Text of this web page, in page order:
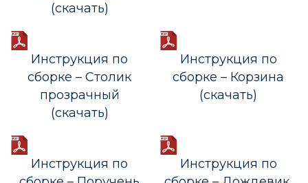
(скачать)
Инструкция по
сборке – Столик
прозрачный
(скачать)
Инструкция по
сборке – Корзина
(скачать)
Инструкция по
Инструкция по